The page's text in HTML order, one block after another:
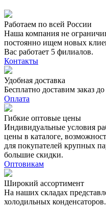
Работаем по всей России
Наша компания не
постоянно ищем новых
Вас работает 5 филиалов.
Контакты
Удобная доставка
Бесплатно доставим заказ
Оплата
Гибкие оптовые цены
Индивидуальные условия
цены в каталоге,
для покупателей крупных
большие скидки.
Оптовикам
Широкий ассортимент
На наших складах
холодильных